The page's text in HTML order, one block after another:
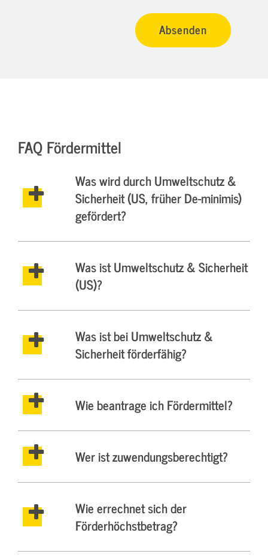
FAQ Fördermittel
Was wird durch Umweltschutz &
Sicherheit (US, früher De-minimis)
gefördert?
Was ist Umweltschutz & Sicherheit
(US)?
Was ist bei Umweltschutz &
Sicherheit förderfähig?
Wie beantrage ich Fördermittel?
Wer ist zuwendungsberechtigt?
Wie errechnet sich der
Förderhöchstbetrag?